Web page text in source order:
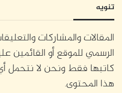
تنويه
المقالات والمشاركات
الرسمي للموقع أو القائمين
كاتبها فقط ونحن لا نتحمل
هذا المحتوى.